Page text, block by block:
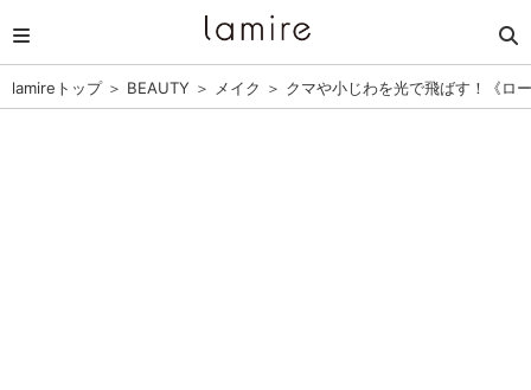
lamireトップ＞ BEAUTY ＞ メイク ＞ クマや小じわを光で飛ばす！《ロ